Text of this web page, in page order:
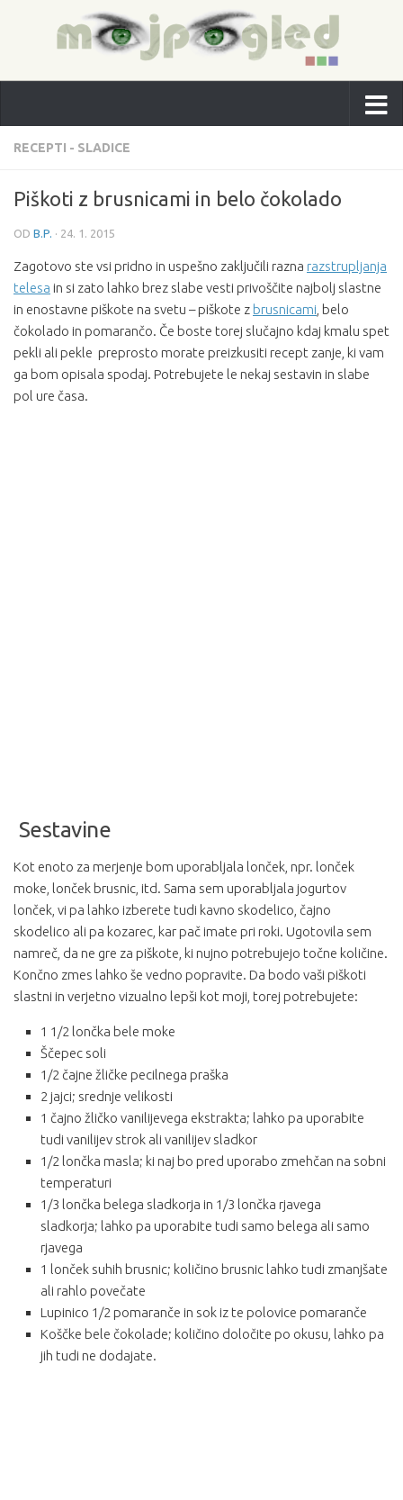
RECEPTI - SLADICE
Piškoti z brusnicami in belo čokolado
OD B.P. · 24. 1. 2015
Zagotovo ste vsi pridno in uspešno zaključili razna razstrupljanja
telesa in si zato lahko brez slabe vesti privoščite najbolj slastne
in enostavne piškote na svetu – piškote z brusnicami , belo
čokolado in pomarančo. Če boste torej slučajno kdaj kmalu spet
pekli ali pekle preprosto morate preizkusiti recept zanje, ki vam
ga bom opisala spodaj. Potrebujete le nekaj sestavin in slabe
pol ure časa.
Sestavine
Kot enoto za merjenje bom uporabljala lonček, npr. lonček
moke, lonček brusnic, itd. Sama sem uporabljala jogurtov
lonček, vi pa lahko izberete tudi kavno skodelico, čajno
skodelico ali pa kozarec, kar pač imate pri roki. Ugotovila sem
namreč, da ne gre za piškote, ki nujno potrebujejo točne količine.
Končno zmes lahko še vedno popravite. Da bodo vaši piškoti
slastni in verjetno vizualno lepši kot moji, torej potrebujete:
1 1/2 lončka bele moke
Ščepec soli
1/2 čajne žličke pecilnega praška
2 jajci; srednje velikosti
1 čajno žličko vanilijevega ekstrakta; lahko pa uporabite
tudi vanilijev strok ali vanilijev sladkor
1/2 lončka masla; ki naj bo pred uporabo zmehčan na sobni
temperaturi
1/3 lončka belega sladkorja in 1/3 lončka rjavega
sladkorja; lahko pa uporabite tudi samo belega ali samo
rjavega
1 lonček suhih brusnic; količino brusnic lahko tudi zmanjšate
ali rahlo povečate
Lupinico 1/2 pomaranče in sok iz te polovice pomaranče
Koščke bele čokolade; količino določite po okusu, lahko pa
jih tudi ne dodajate.